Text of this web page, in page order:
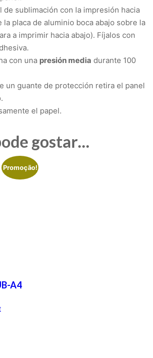
de sublimación con la impresión hacia
la placa de aluminio boca abajo sobre la
a imprimir hacia abajo). Fíjalos con
con una presión media durante 100
un guante de protección retira el panel
el papel.
gostar…
Promoção!
A4